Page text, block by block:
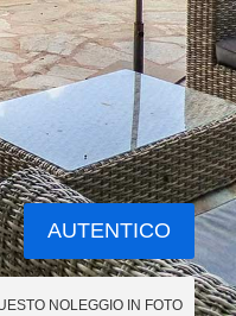
AUTENTICO
NOLEGGIO IN FOTO